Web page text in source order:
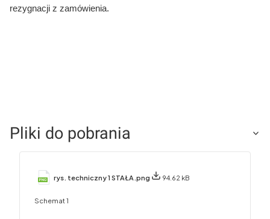
rezygnacji z zamówienia.
Pliki do pobrania
rys. techniczny 1 STAŁA.png 94.62 kB
Schemat 1